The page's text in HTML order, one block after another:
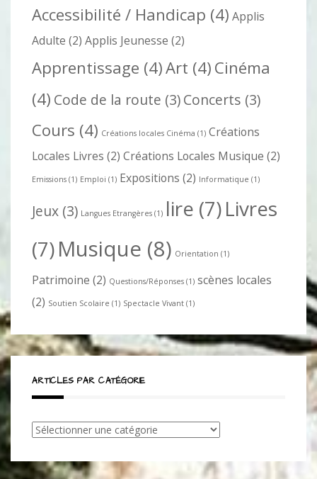
Accessibilité / Handicap (4) Applis
Adulte (2) Applis Jeunesse (2)
Apprentissage (4)Art (4) Cinéma
(4) Code de la route (3)Concerts (3)
Cours (4) Créations locales Cinéma (1) Créations
Locales Livres (2) Créations Locales Musique (2)
Emissions (1) Emploi (1) Expositions (2) Informatique (1)
Jeux (3) Langues Etrangères (1) lire (7)Livres
(7)Musique (8) Orientation (1)
Patrimoine (2) Questions/Réponses (1) scènes locales
(2) Soutien Scolaire (1) Spectacle Vivant (1)
ARTICLES PAR CATÉGORIE
Articles
catégorie